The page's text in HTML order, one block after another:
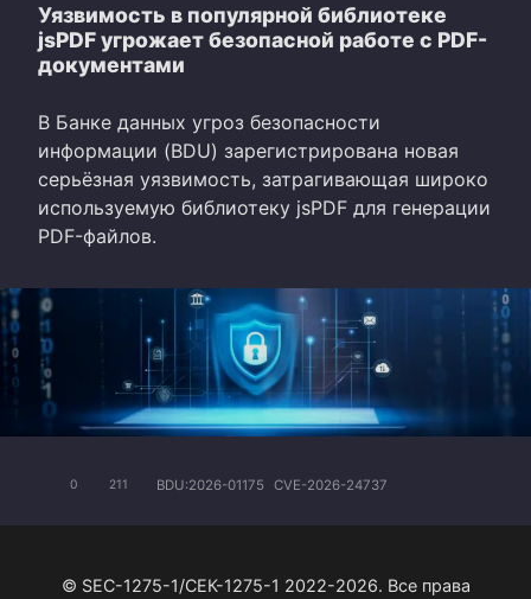
Уязвимость в популярной библиотеке
jsPDF угрожает безопасной работе с PDF-
документами
В Банке данных угроз безопасности
информации (BDU) зарегистрирована новая
серьёзная уязвимость, затрагивающая широко
используемую библиотеку jsPDF для генерации
PDF-файлов.
0 211 BDU:2026-01175 CVE-2026-24737
© SEC-1275-1/СЕК-1275-1 2022-2026. Все права